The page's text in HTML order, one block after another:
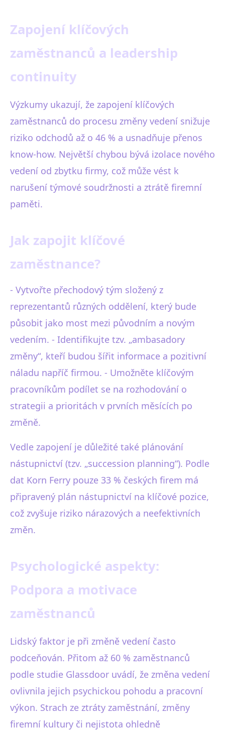
Zapojení klíčových
zaměstnanců a leadership
continuity
Výzkumy ukazují, že zapojení klíčových
zaměstnanců do procesu změny vedení snižuje
riziko odchodů až o 46 % a usnadňuje přenos
know-how. Největší chybou bývá izolace nového
vedení od zbytku firmy, což může vést k
narušení týmové soudržnosti a ztrátě firemní
paměti.
Jak zapojit klíčové
zaměstnance?
- Vytvořte přechodový tým složený z
reprezentantů různých oddělení, který bude
působit jako most mezi původním a novým
vedením. - Identifikujte tzv. „ambasadory
změny“, kteří budou šířit informace a pozitivní
náladu napříč firmou. - Umožněte klíčovým
pracovníkům podílet se na rozhodování o
strategii a prioritách v prvních měsících po
změně.
Vedle zapojení je důležité také plánování
nástupnictví (tzv. „succession planning“). Podle
dat Korn Ferry pouze 33 % českých firem má
připravený plán nástupnictví na klíčové pozice,
což zvyšuje riziko nárazových a neefektivních
změn.
Psychologické aspekty:
Podpora a motivace
zaměstnanců
Lidský faktor je při změně vedení často
podceňován. Přitom až 60 % zaměstnanců
podle studie Glassdoor uvádí, že změna vedení
ovlivnila jejich psychickou pohodu a pracovní
výkon. Strach ze ztráty zaměstnání, změny
firemní kultury či nejistota ohledně